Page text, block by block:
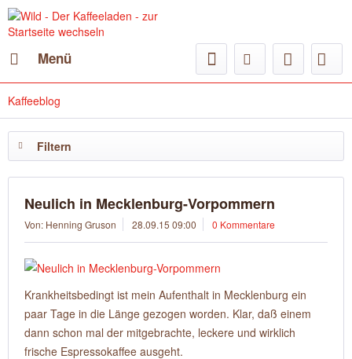
Menü
Kaffeeblog
Filtern
Neulich in Mecklenburg-Vorpommern
Von: Henning Gruson 28.09.15 09:00 0 Kommentare
Krankheitsbedingt ist mein Aufenthalt in Mecklenburg ein
paar Tage in die Länge gezogen worden. Klar, daß einem
dann schon mal der mitgebrachte, leckere und wirklich
frische Espressokaffee ausgeht.